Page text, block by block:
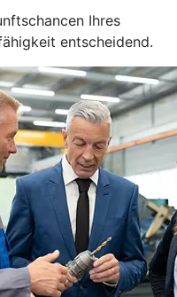
Ihres
entscheidend.